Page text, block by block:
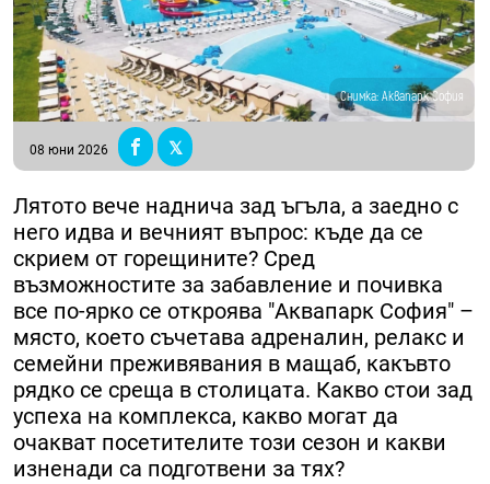
Снимка: Аквапарк София
08 юни 2026
Лятото вече наднича зад ъгъла, а заедно с
него идва и вечният въпрос: къде да се
скрием от горещините? Сред
възможностите за забавление и почивка
все по-ярко се откроява "Аквапарк София" –
място, което съчетава адреналин, релакс и
семейни преживявания в мащаб, какъвто
рядко се среща в столицата. Какво стои зад
успеха на комплекса, какво могат да
очакват посетителите този сезон и какви
изненади са подготвени за тях?